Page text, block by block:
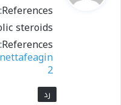
ل
References:
steroids
References:
2
رد